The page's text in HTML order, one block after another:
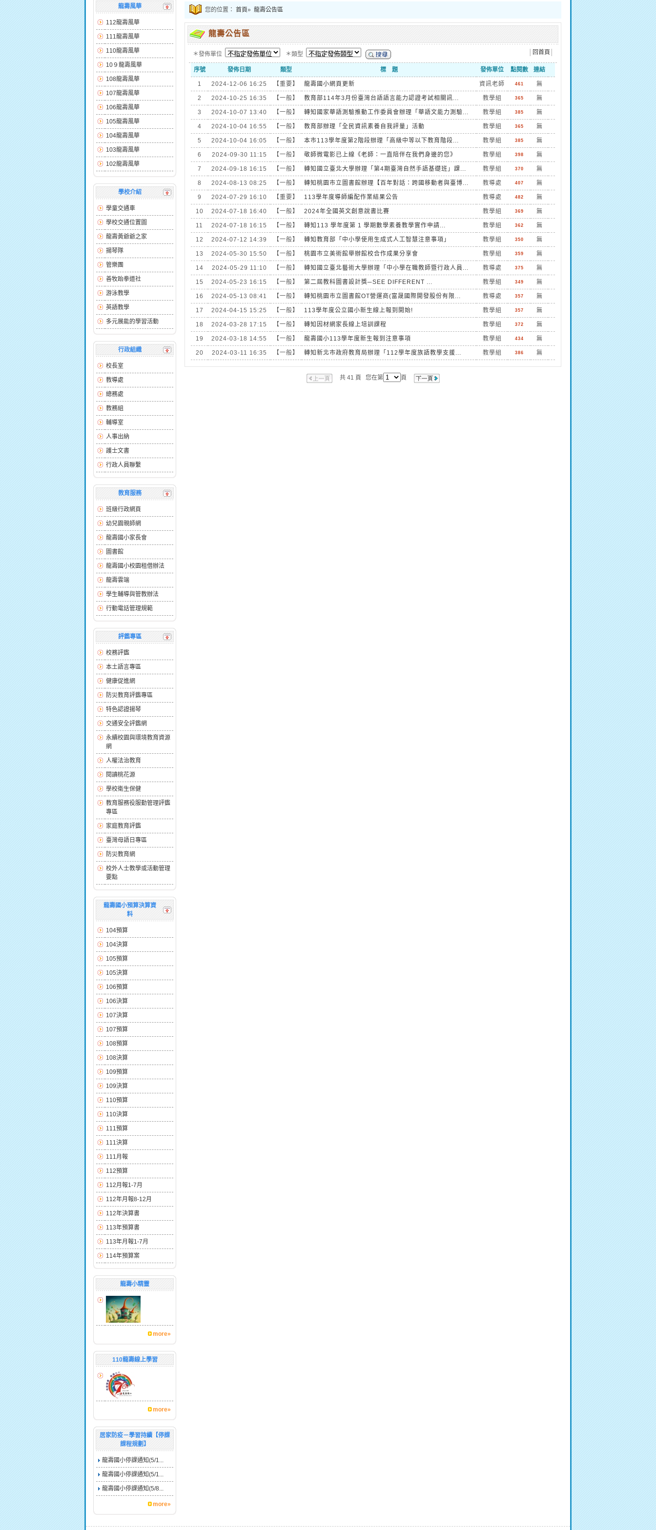
龍壽風華
112龍壽風華
111龍壽風華
110龍壽風華
10９龍壽風華
108龍壽風華
107龍壽風華
106龍壽風華
105龍壽風華
104龍壽風華
103龍壽風華
102龍壽風華
學校介紹
學童交通車
學校交通位置圖
龍壽黃爺爺之家
揚琴隊
管樂團
善牧跆拳道社
游泳教學
英語教學
多元展能的學習活動
行政組織
校長室
教導處
總務處
教務組
輔導室
人事出納
護士文書
行政人員聯繫
教育服務
班級行政網頁
幼兒園親師網
龍壽國小家長會
圖書館
龍壽國小校園租借辦法
龍壽雲端
學生輔導與管教辦法
行動電話管理規範
評鑑專區
校務評鑑
本土語言專區
健康促進網
防災教育評鑑專區
特色認證揚琴
交通安全評鑑網
永續校園與環境教育資源
網
人權法治教育
閱讀桃花源
學校衛生保健
教育服務役服勤管理評鑑
專區
家庭教育評鑑
臺灣母語日專區
防災教育網
校外人士教學或活動管理
要點
龍壽國小預算決算資
料
104預算
104決算
105預算
105決算
106預算
106決算
107決算
107預算
108預算
108決算
109預算
109決算
110預算
110決算
111預算
111決算
111月報
112預算
112月報1-7月
112年月報8-12月
112年決算書
113年預算書
113年月報1-7月
114年預算案
龍壽小精靈
more»
110龍壽線上學習
more»
居家防疫－學習持續【停課
課程規劃】
龍壽國小停課通知(5/1...
龍壽國小停課通知(5/1...
龍壽國小停課通知(5/8...
more»
您的位置： 首頁» 龍壽公告區
龍壽公告區
＊發佈單位 ＊類型 回首頁
序號 發佈日期 類型 標 題 發佈單位 點閱數 連結
1 2024-12-06 16:25 【重要】 龍壽國小網頁更新 資訊老師 461 無
2 2024-10-25 16:35 【一般】 教育部114年3月份臺灣台語語言能力認證考試相關訊... 教學組 365 無
3 2024-10-07 13:40 【一般】 轉知國家華語測驗推動工作委員會辦理「華語文能力測驗... 教學組 385 無
4 2024-10-04 16:55 【一般】 教育部辦理「全民資訊素養自我評量」活動 教學組 365 無
5 2024-10-04 16:05 【一般】 本市113學年度第2階段辦理「高級中等以下教育階段... 教學組 385 無
6 2024-09-30 11:15 【一般】 敬師微電影已上線《老師：一直陪伴在我們身邊的您》 教學組 398 無
7 2024-09-18 16:15 【一般】 轉知國立臺北大學辦理「第4期臺灣自然手語基礎班」課... 教學組 370 無
8 2024-08-13 08:25 【一般】 轉知桃園市立圖書館辦理【百年對話：跨國移動者與臺博... 教導處 407 無
9 2024-07-29 16:10 【重要】 113學年度導師編配作業結果公告 教導處 482 無
10 2024-07-18 16:40 【一般】 2024年全國英文創意說書比賽 教學組 369 無
11 2024-07-18 16:15 【一般】 轉知113 學年度第 1 學期數學素養教學實作申請... 教學組 362 無
12 2024-07-12 14:39 【一般】 轉知教育部「中小學使用生成式人工智慧注意事項」 教學組 350 無
13 2024-05-30 15:50 【一般】 桃園市立美術館舉辦館校合作成果分享會 教學組 359 無
14 2024-05-29 11:10 【一般】 轉知國立臺北藝術大學辦理「中小學在職教師暨行政人員... 教導處 375 無
15 2024-05-23 16:15 【一般】 第二屆教科圖書設計獎─SEE DIFFERENT ... 教學組 349 無
16 2024-05-13 08:41 【一般】 轉知桃園市立圖書館OT營運商(富晟國際開發股份有限... 教導處 357 無
17 2024-04-15 15:25 【一般】 113學年度公立國小新生線上報到開始! 教學組 357 無
18 2024-03-28 17:15 【一般】 轉知因材網家長線上培訓課程 教學組 372 無
19 2024-03-18 14:55 【一般】 龍壽國小113學年度新生報到注意事項 教學組 434 無
20 2024-03-11 16:35 【一般】 轉知新北市政府教育局辦理「112學年度族語教學支援... 教學組 386 無
共 41 頁 您在第 頁